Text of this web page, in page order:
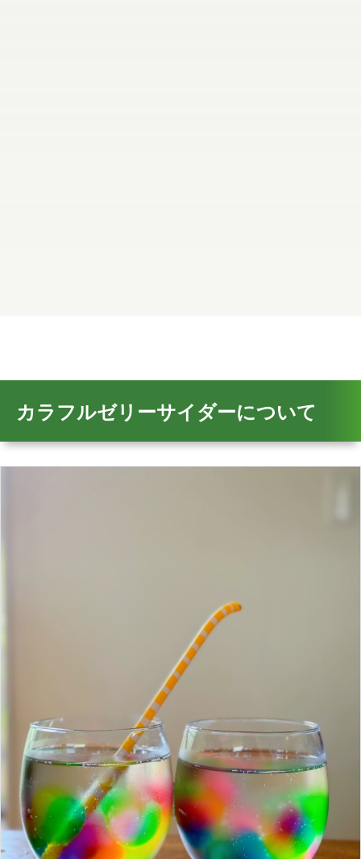
カラフルゼリーサイダーについて